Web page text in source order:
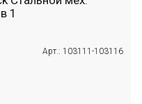
1
Арт.: 103111-103116